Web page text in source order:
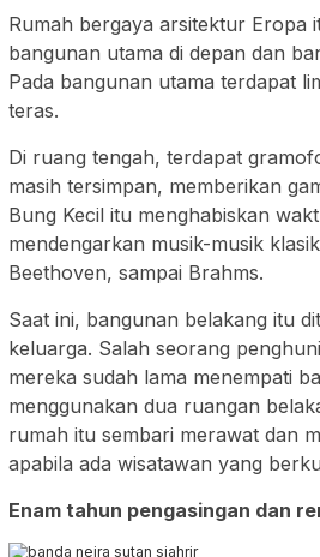
Rumah bergaya arsitektur Eropa
bangunan utama di depan dan
Pada bangunan utama terdapat
teras.
Di ruang tengah, terdapat
masih tersimpan, memberikan
Bung Kecil itu menghabiskan
mendengarkan musik-musik
Beethoven, sampai Brahms.
Saat ini, bangunan belakang itu
keluarga. Salah seorang
mereka sudah lama menempati
menggunakan dua ruangan
rumah itu sembari merawat dan
apabila ada wisatawan yang
Enam tahun pengasingan dan